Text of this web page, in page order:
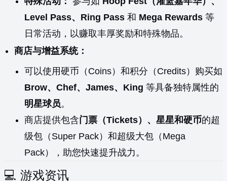
Level Pass、Ring Pass 和 Mega Rewards 等
日常活动，以赚取丰厚奖励和特殊物品。
商店与增益系统：
可以使用硬币（Coins）和积分（Credits）购买如
Brow、Chef、James、King 等具备独特属性的
明星球员。
商店提供包含门票（Tickets）、星星和硬币的超
级包（Super Pack）和超级大包（Mega
Pack），助您快速提升战力。
💻 游戏资讯